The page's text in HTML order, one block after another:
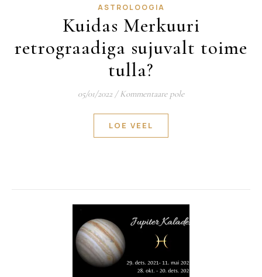
ASTROLOOGIA
Kuidas Merkuuri
retrograadiga sujuvalt toime
tulla?
05/01/2022 / Kommentaare pole
LOE VEEL